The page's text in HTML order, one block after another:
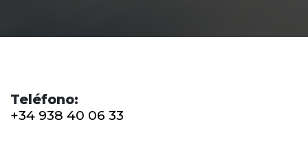
Teléfono:
+34 938 40 06 33